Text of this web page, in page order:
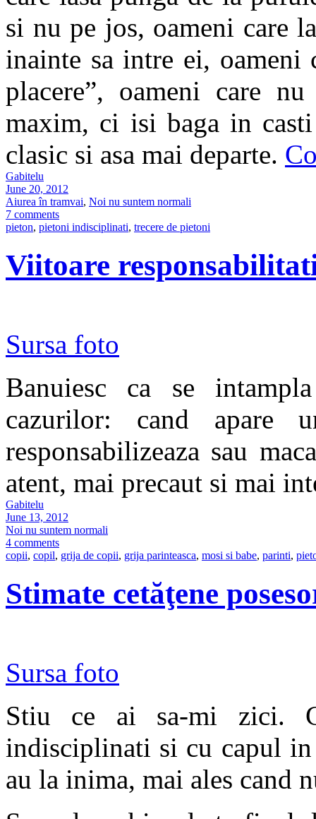
si nu pe jos, oameni care
inainte sa intre ei, oameni
placere”, oameni care
maxim, ci isi baga in
clasic si asa mai departe.
Gabitelu
June 20, 2012
Aiurea în tramvai, Noi nu suntem normali
7 comments
pieton, pietoni indisciplinati, trecere de pietoni
Viitoare
Sursa foto
Banuiesc ca se
cazurilor: cand
responsabilizeaza sau
atent, mai precaut si mai
Gabitelu
June 13, 2012
Noi nu suntem normali
4 comments
copii, copil, grija de copii, grija parinteasca, mosi si babe, parinti,
Stimate cetăţene
Sursa foto
Stiu ce ai sa-mi zici.
indisciplinati si cu capul
au la inima, mai ales cand